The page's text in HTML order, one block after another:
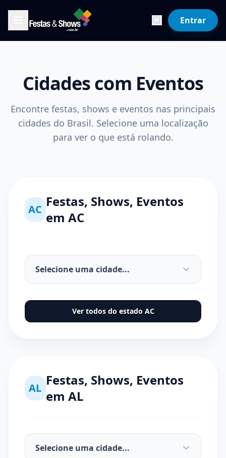
Entrar
Cidades com Eventos
Encontre festas, shows e eventos nas principais
cidades do Brasil. Selecione uma localização
para ver o que está rolando.
AC Festas, Shows, Eventos
em AC
Ver todos do estado AC
AL Festas, Shows, Eventos
em AL